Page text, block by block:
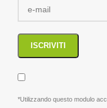
*Utilizzando questo modulo